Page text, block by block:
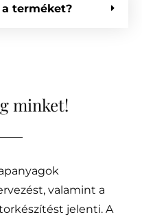
terméket?
minket!
valamint a
jelenti. A